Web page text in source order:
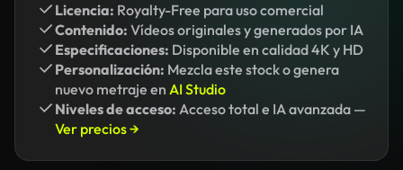
Licencia: Royalty-Free para uso comercial
Contenido: Vídeos originales y generados por IA
Especificaciones: Disponible en calidad 4K y HD
Personalización: Mezcla este stock o genera
nuevo metraje en AI Studio
Niveles de acceso: Acceso total e IA avanzada —
Ver precios →